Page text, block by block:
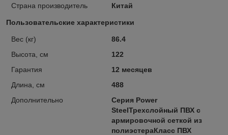
Страна производитель
Китай
Пользовательские характеристики
Вес (кг)
86.4
Высота, см
122
Гарантия
12 месяцев
Длина, см
488
Дополнительно
Серия Power
SteelТрехслойный ПВХ с
армировочной сеткой из
полиэстераКласс ПВХ